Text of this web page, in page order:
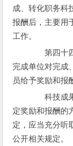
成、转化职务科
报酬后，主要用
工作。
第四十四
完成单位对完成
员给予奖励和报
科技成果
定奖励和报酬的
定，应当充分听
公开相关规定。